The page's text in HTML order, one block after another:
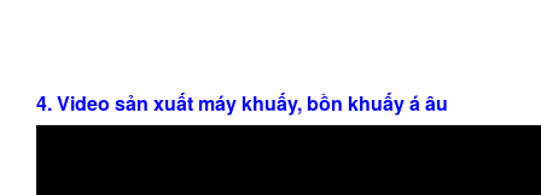
4. Video sản xuất máy khuấy, bồn khuấy á âu